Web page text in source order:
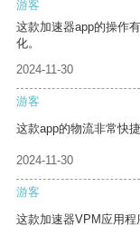
游客
这款加速器app的操作
化。
2024-11-30
游客
这款app的物流非常快
2024-11-30
游客
这款加速器VPM应用程